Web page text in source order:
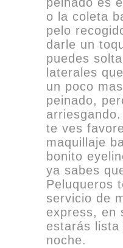
o la coleta
pelo
darle un
puedes
laterales
un poco
peinado,
te ves
maquillaje
bonito
ya sabes
Peluqueros
servicio de
express, en
estarás
noche.